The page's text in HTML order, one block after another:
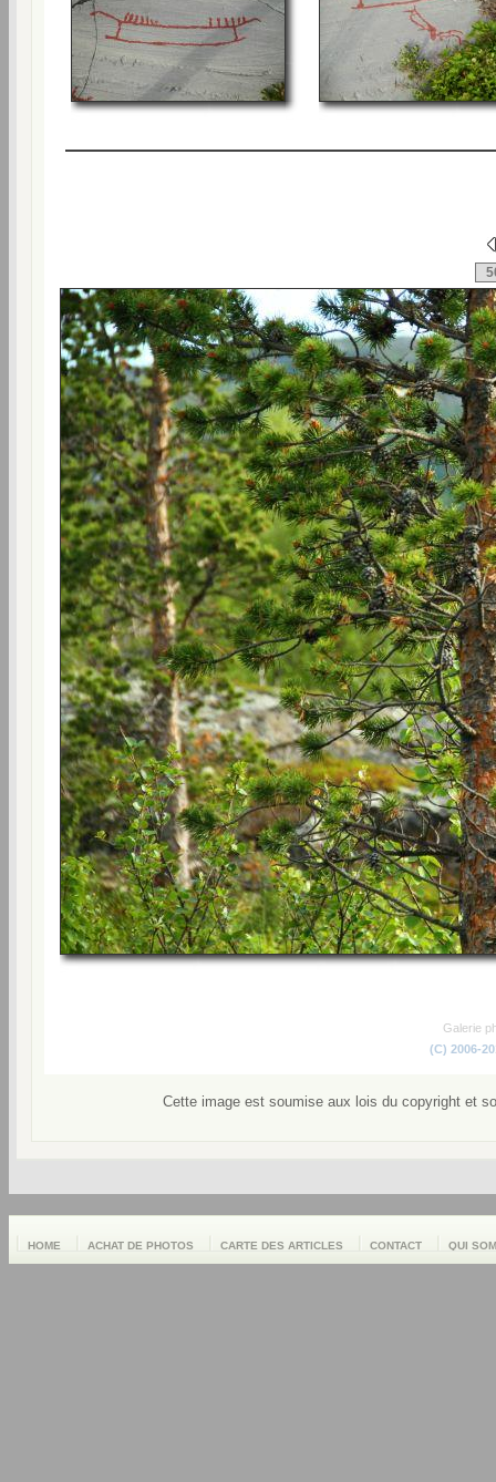
Galerie
(C) 2006-
Cette image est soumise aux lois du copyright et
HOME ACHAT DE PHOTOS CARTE DES ARTICLES CONTACT QUI